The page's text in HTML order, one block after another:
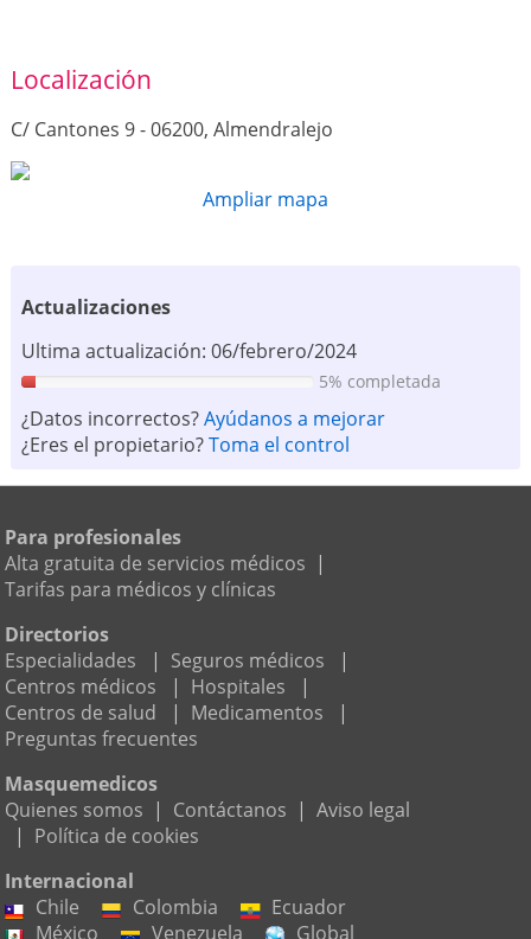
Localización
C/ Cantones 9 - 06200, Almendralejo
Ampliar mapa
Actualizaciones
Ultima actualización: 06/febrero/2024
5% completada
¿Datos incorrectos?Ayúdanos a mejorar
¿Eres el propietario?Toma el control
Para profesionales
Alta gratuita de servicios médicos |
Tarifas para médicos y clínicas
Directorios
Especialidades
| Seguros médicos
|
Centros médicos
| Hospitales
|
Centros de salud
| Medicamentos
|
Preguntas frecuentes
Masquemedicos
Quienes somos | Contáctanos | Aviso legal
| Política de cookies
Internacional
Chile
Colombia
Ecuador
México
Venezuela Global